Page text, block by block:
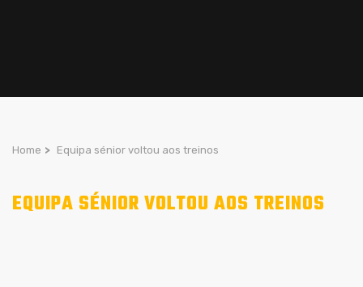
Home > Equipa sénior voltou aos treinos
EQUIPA SÉNIOR VOLTOU AOS TREINOS